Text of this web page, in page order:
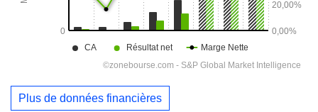
Plus de données financières